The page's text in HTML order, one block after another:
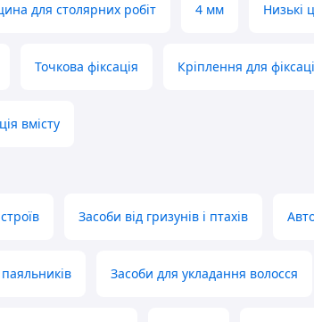
для столярних робіт 4 мм Низькі
Точкова фіксація Кріплення для
вмісту
Засоби від гризунів і птахів
Засоби для укладання волосся